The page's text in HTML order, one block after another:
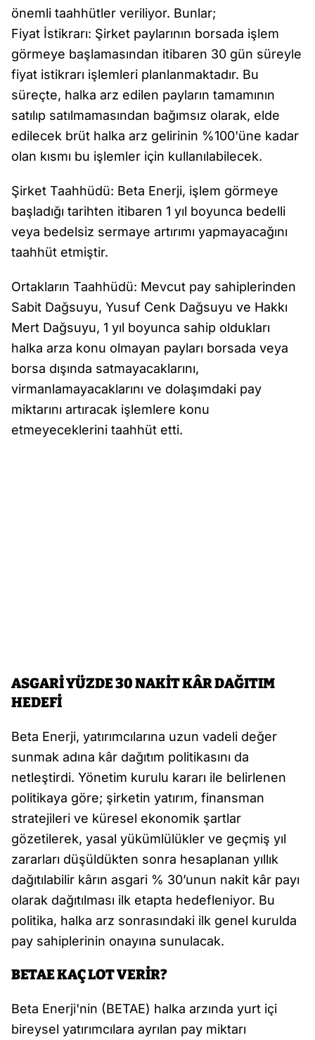
önemli taahhütler veriliyor. Bunlar;
Fiyat İstikrarı: Şirket paylarının borsada işlem
görmeye başlamasından itibaren 30 gün süreyle
fiyat istikrarı işlemleri planlanmaktadır. Bu
süreçte, halka arz edilen payların tamamının
satılıp satılmamasından bağımsız olarak, elde
edilecek brüt halka arz gelirinin %100'üne kadar
olan kısmı bu işlemler için kullanılabilecek.
Şirket Taahhüdü: Beta Enerji, işlem görmeye
başladığı tarihten itibaren 1 yıl boyunca bedelli
veya bedelsiz sermaye artırımı yapmayacağını
taahhüt etmiştir.
Ortakların Taahhüdü: Mevcut pay sahiplerinden
Sabit Dağsuyu, Yusuf Cenk Dağsuyu ve Hakkı
Mert Dağsuyu, 1 yıl boyunca sahip oldukları
halka arza konu olmayan payları borsada veya
borsa dışında satmayacaklarını,
virmanlamayacaklarını ve dolaşımdaki pay
miktarını artıracak işlemlere konu
etmeyeceklerini taahhüt etti.
ASGARİ YÜZDE 30 NAKİT KÂR DAĞITIM
HEDEFİ
Beta Enerji, yatırımcılarına uzun vadeli değer
sunmak adına kâr dağıtım politikasını da
netleştirdi. Yönetim kurulu kararı ile belirlenen
politikaya göre; şirketin yatırım, finansman
stratejileri ve küresel ekonomik şartlar
gözetilerek, yasal yükümlülükler ve geçmiş yıl
zararları düşüldükten sonra hesaplanan yıllık
dağıtılabilir kârın asgari % 30’unun nakit kâr payı
olarak dağıtılması ilk etapta hedefleniyor. Bu
politika, halka arz sonrasındaki ilk genel kurulda
pay sahiplerinin onayına sunulacak.
BETAE KAÇ LOT VERİR?
Beta Enerji'nin (BETAE) halka arzında yurt içi
bireysel yatırımcılara ayrılan pay miktarı